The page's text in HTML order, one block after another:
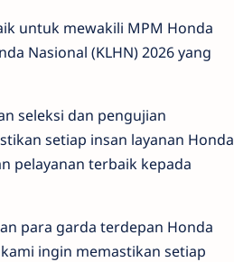
untuk mewakili MPM Honda
Nasional (KLHN) 2026 yang
seleksi dan pengujian
setiap insan layanan Honda
pelayanan terbaik kepada
para garda terdepan Honda
ingin memastikan setiap